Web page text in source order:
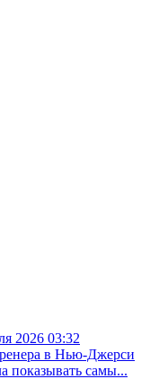
2026 03:32
в Нью-Джерси
показывать самы...